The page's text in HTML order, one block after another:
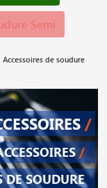
Semi
Accessoires de soudure
/
/
DE SOUDURE